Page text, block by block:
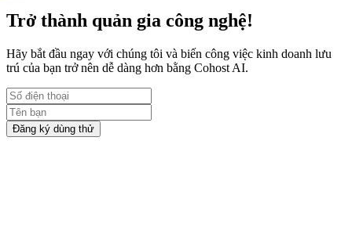
Trở thành quản gia công nghệ!
Hãy bắt đầu ngay với chúng tôi và biến công việc kinh doanh lưu
trú của bạn trở nên dễ dàng hơn bằng Cohost AI.
Đăng ký dùng thử